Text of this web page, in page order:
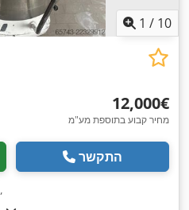
1 / 10
‏12,000 ‏€
מחיר קבוע בתוספת מע"מ
התקשר
,